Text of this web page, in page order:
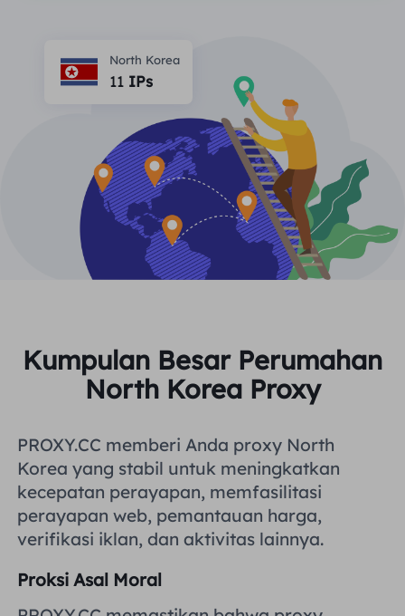
Perlindungan Merek
Pemantauan SEO
Verifikasi Iklan
Pengikisan & Perayapan Web
Program Afiliasi
ALAT GRATIS
Pemeriksa Proksi
Daftar Proksi Gratis
Amerika Serikat
Brazil
Rusia
Lebih Banyak Integrasi
MEMBANTU
Pertanyaan Umum
blog
Panduan Pengguna
English
Việt Nam
Indonesia
हिंदी
Português
MenikmatiDiskon 77%.
dan Bertindak
Sekarang!
Perumahan $0/GB $0/Hari tanpa batas
North Korea
11IPs
Kumpulan Besar Perumahan
North Korea Proxy
PROXY.CC memberi Anda proxy North
Korea yang stabil untuk meningkatkan
kecepatan perayapan, memfasilitasi
perayapan web, pemantauan harga,
verifikasi iklan, dan aktivitas lainnya.
Proksi Asal Moral